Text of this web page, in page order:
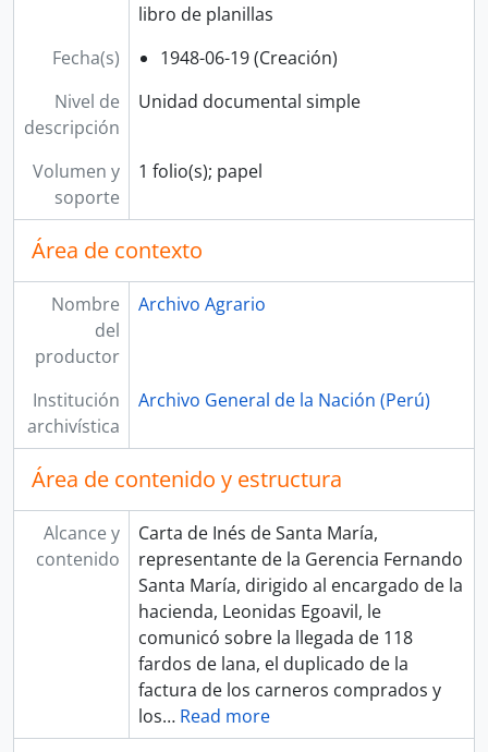
libro de planillas
Fecha(s)
1948-06-19 (Creación)
Nivel de
descripción
Unidad documental simple
Volumen y
soporte
1 folio(s); papel
Área de contexto
Nombre
del
productor
Archivo Agrario
Institución
archivística
Archivo General de la Nación (Perú)
Área de contenido y estructura
Alcance y
contenido
Carta de Inés de Santa María,
representante de la Gerencia Fernando
Santa María, dirigido al encargado de la
hacienda, Leonidas Egoavil, le
comunicó sobre la llegada de 118
fardos de lana, el duplicado de la
factura de los carneros comprados y
los… Read more